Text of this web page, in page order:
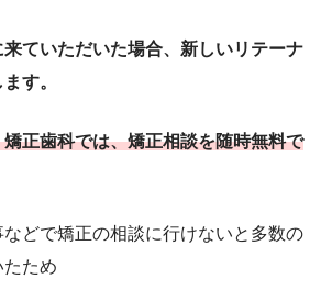
来ていただいた場合、新しいリテーナ
す。
正歯科では、矯正相談を随時無料で
どで矯正の相談に行けないと多数の
ため